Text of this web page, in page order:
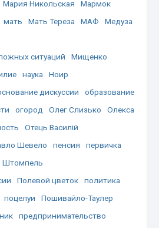
Мария Никольская
Мармок
мать Мать Тереза МАФ
Медуза
ситуаций
Мищенко
наука
Ноир
дискуссии
образование
огород Олег Слизько
Олекса
Отець Василій
Шевело пенсия
первичка
Штомпель
Полевой цветок
политика
поцелуи
Пошивайло-Таулер
предпринимательство